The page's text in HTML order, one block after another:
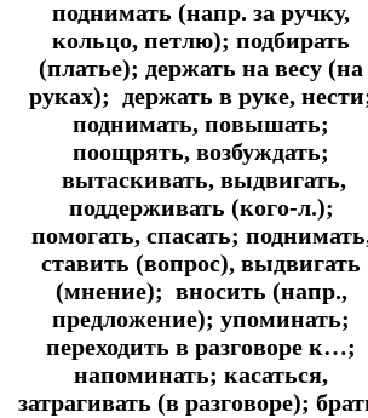
поднимать (напр. за ручку,
кольцо, петлю); подбирать
(платье); держать на весу (на
руках); держать в руке,
поднимать, повышать;
поощрять, возбуждать;
вытаскивать, выдвигать,
поддерживать (кого-л.);
помогать, спасать;
ставить (вопрос), выдвигать
(мнение); вносить (напр.,
предложение); упоминать;
переходить в разговоре к…;
напоминать; касаться,
затрагивать (в разговоре);